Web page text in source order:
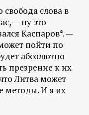
свобода слова в
— ну это
Каспаров*. —
пойти по
абсолютно
презрение к их
Литва может
методы. И я их